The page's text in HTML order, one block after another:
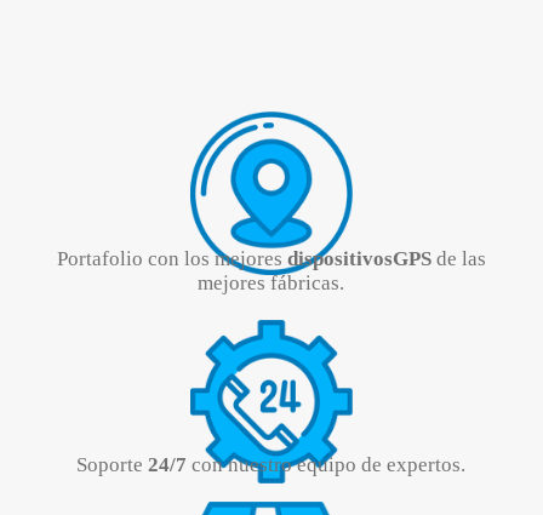
Portafolio con los mejores dispositivosGPSde las
mejores fábricas.
Soporte24/7 con nuestro equipo de expertos.